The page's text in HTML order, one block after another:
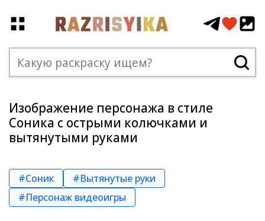
Изображение персонажа в стиле
Соника с острыми колючками и
вытянутыми руками
#Соник
#Вытянутые руки
#Персонаж видеоигры